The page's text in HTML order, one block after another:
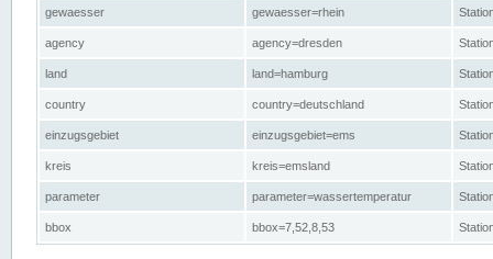
gewaesser gewaesser=rhein
agency agency=dresden
land land=hamburg
country country=deutschland
einzugsgebiet einzugsgebiet=ems
kreis kreis=emsland
parameter parameter=wassertemperatur
bbox bbox=7,52,8,53